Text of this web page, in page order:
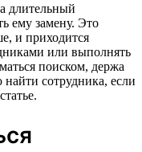
длительный
ему замену. Это
и приходится
или выполнять
поиском, держа
сотрудника, если